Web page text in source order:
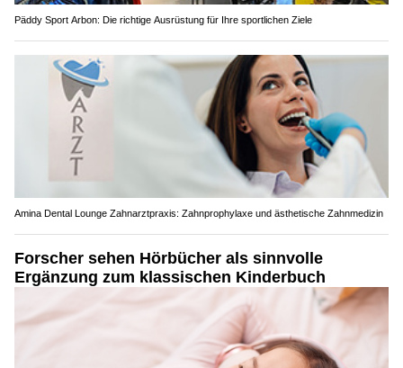
Päddy Sport Arbon: Die richtige Ausrüstung für Ihre sportlichen Ziele
Amina Dental Lounge Zahnarztpraxis: Zahnprophylaxe und ästhetische Zahnmedizin
Forscher sehen Hörbücher als sinnvolle
Ergänzung zum klassischen Kinderbuch